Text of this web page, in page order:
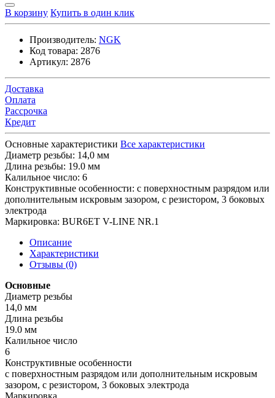
В корзину Купить в один клик
Производитель: NGK
Код товара: 2876
Артикул: 2876
Доставка
Оплата
Рассрочка
Кредит
Основные характеристики Все характеристики
Диаметр резьбы: 14,0 мм
Длина резьбы: 19.0 мм
Калильное число: 6
Конструктивные особенности: с поверхностным разрядом или
дополнительным искровым зазором, с резистором, 3 боковых
электрода
Маркировка: BUR6ET V-LINE NR.1
Описание
Характеристики
Отзывы (0)
Основные
Диаметр резьбы
14,0 мм
Длина резьбы
19.0 мм
Калильное число
6
Конструктивные особенности
с поверхностным разрядом или дополнительным искровым
зазором, с резистором, 3 боковых электрода
Маркировка